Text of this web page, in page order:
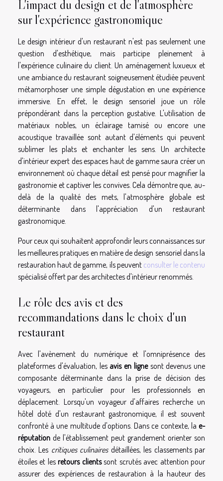
L'impact du design et de l'atmosphère
sur l'expérience gastronomique
Le design intérieur d'un restaurant n'est pas seulement une
question d'esthétique, mais participe pleinement à
l'expérience culinaire du client. Un aménagement luxueux et
une ambiance du restaurant soigneusement étudiée peuvent
métamorphoser une simple dégustation en une expérience
immersive. En effet, le design sensoriel joue un rôle
prépondérant dans la perception gustative. L'utilisation de
matériaux nobles, un éclairage tamisé ou encore une
acoustique travaillée sont autant d'éléments qui peuvent
sublimer les plats et enchanter les sens. Un architecte
d'intérieur expert des espaces haut de gamme saura créer un
environnement où chaque détail est pensé pour magnifier la
gastronomie et captiver les convives. Cela démontre que, au-
delà de la qualité des mets, l'atmosphère globale est
déterminante dans l'appréciation d'un restaurant
gastronomique.
Pour ceux qui souhaitent approfondir leurs connaissances sur
les meilleures pratiques en matière de design sensoriel dans la
restauration haut de gamme, ils peuvent consulter le contenu
spécialisé offert par des architectes d'intérieur renommés.
Le rôle des avis et des
recommandations dans le choix d'un
restaurant
Avec l'avènement du numérique et l'omniprésence des
plateformes d'évaluation, les avis en lignesont devenus une
composante déterminante dans la prise de décision des
voyageurs, en particulier pour les professionnels en
déplacement. Lorsqu'un voyageur d'affaires recherche un
hôtel doté d'un restaurant gastronomique, il est souvent
confronté à une multitude d'options. Dans ce contexte, la e-
réputation de l'établissement peut grandement orienter son
choix. Les critiques culinairesdétaillées, les classements par
étoiles et lesretours clientssont scrutés avec attention pour
assurer des expériences de restauration à la hauteur des